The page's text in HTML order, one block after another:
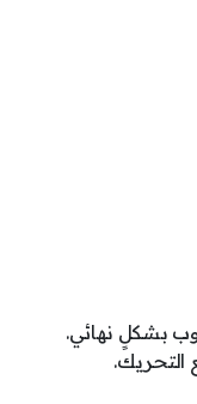
بشكلٍ نهائي.
التحريك.